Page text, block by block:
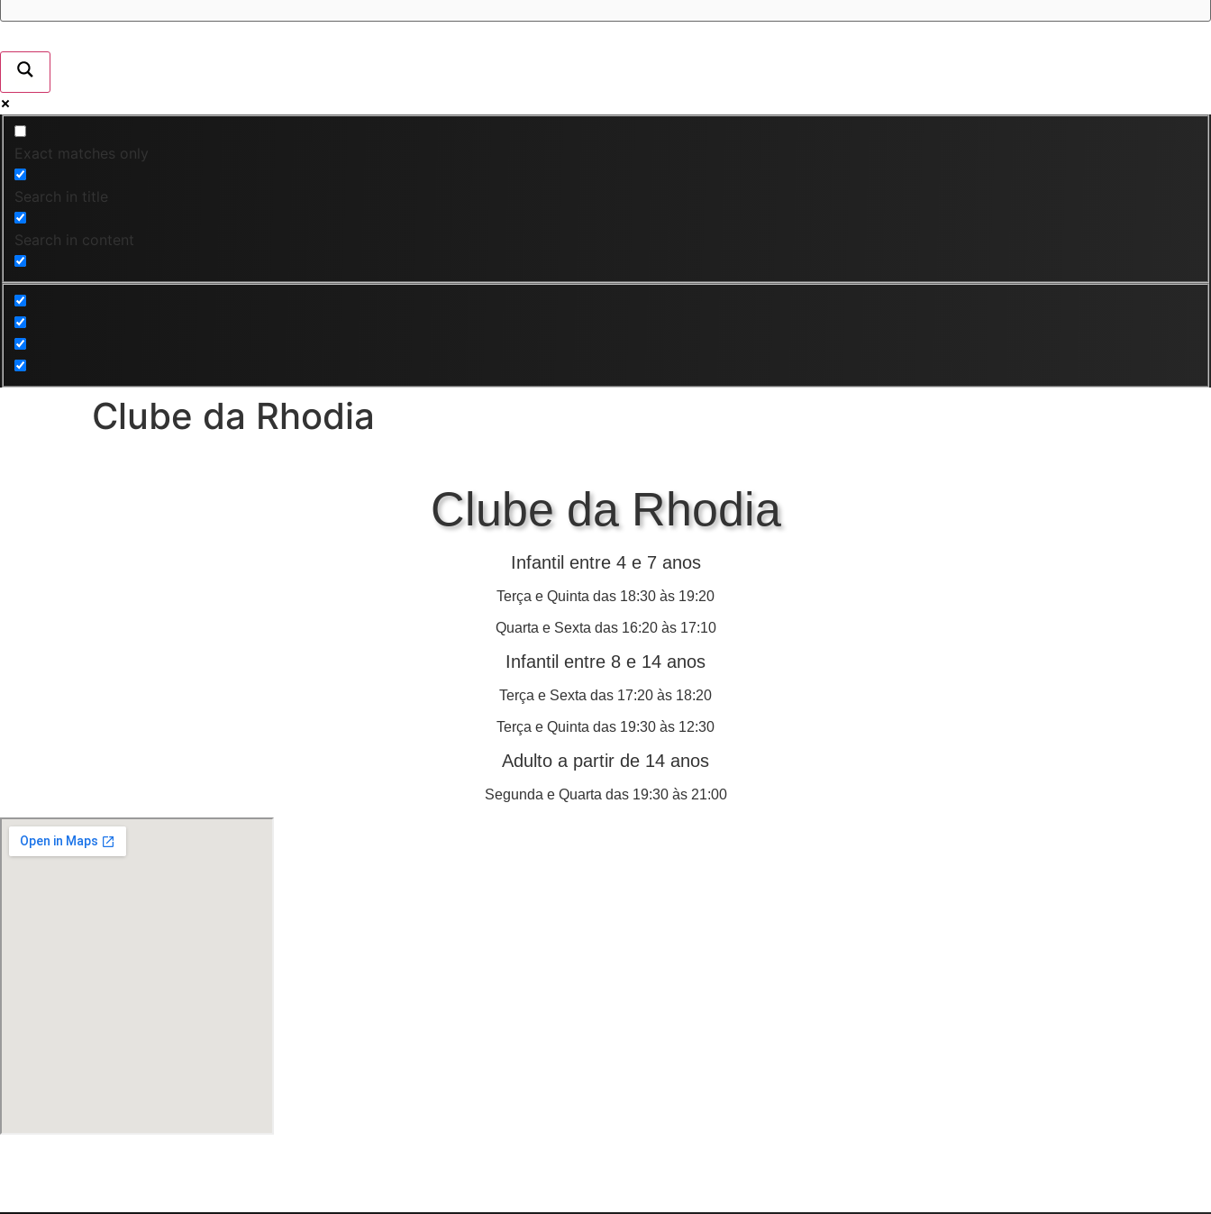
Exact matches only
Search in title
Search in content
Clube da Rhodia
Clube da Rhodia
Infantil entre 4 e 7 anos
Terça e Quinta das 18:30 às 19:20
Quarta e Sexta das 16:20 às 17:10
Infantil entre 8 e 14 anos
Terça e Sexta das 17:20 às 18:20
Terça e Quinta das 19:30 às 12:30
Adulto a partir de 14 anos
Segunda e Quarta das 19:30 às 21:00